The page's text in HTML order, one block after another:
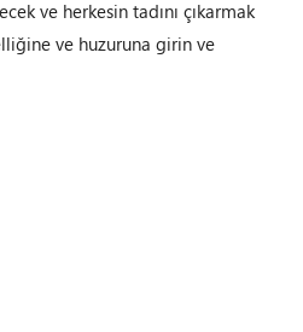
ve herkesin tadını çıkarmak
ve huzuruna girin ve